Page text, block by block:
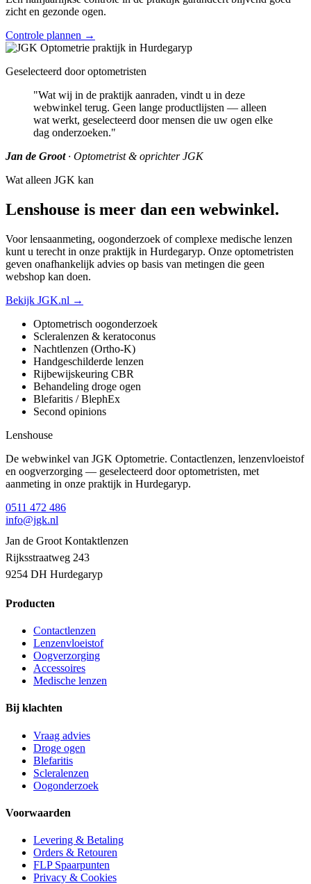
zicht en gezonde ogen.
Controle plannen →
Geselecteerd door optometristen
"Wat wij in de praktijk aanraden, vindt u in deze
webwinkel terug. Geen lange productlijsten — alleen
wat werkt, geselecteerd door mensen die uw ogen elke
dag onderzoeken."
Jan de Groot· Optometrist & oprichter JGK
Wat alleen JGK kan
Lenshouse is meer dan een webwinkel.
Voor lensaanmeting, oogonderzoek of complexe medische lenzen
kunt u terecht in onze praktijk in Hurdegaryp. Onze optometristen
geven onafhankelijk advies op basis van metingen die geen
webshop kan doen.
Bekijk JGK.nl →
Optometrisch oogonderzoek
Scleralenzen & keratoconus
Nachtlenzen (Ortho-K)
Handgeschilderde lenzen
Rijbewijskeuring CBR
Behandeling droge ogen
Blefaritis / BlephEx
Second opinions
Lenshouse
De webwinkel van JGK Optometrie. Contactlenzen, lenzenvloeistof
en oogverzorging — geselecteerd door optometristen, met
aanmeting in onze praktijk in Hurdegaryp.
0511 472 486
info@jgk.nl
Jan de Groot Kontaktlenzen
Rijksstraatweg 243
9254 DH Hurdegaryp
Producten
Contactlenzen
Lenzenvloeistof
Oogverzorging
Accessoires
Medische lenzen
Bij klachten
Vraag advies
Droge ogen
Blefaritis
Scleralenzen
Oogonderzoek
Voorwaarden
Levering & Betaling
Orders & Retouren
FLP Spaarpunten
Privacy & Cookies